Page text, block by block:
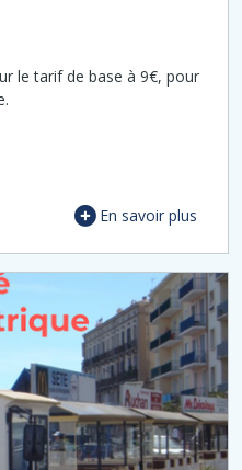
le tarif de base à 9€, pour
En savoir plus